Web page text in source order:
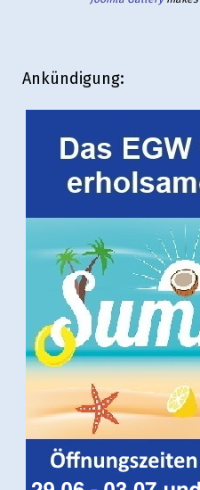
Ankündigung: